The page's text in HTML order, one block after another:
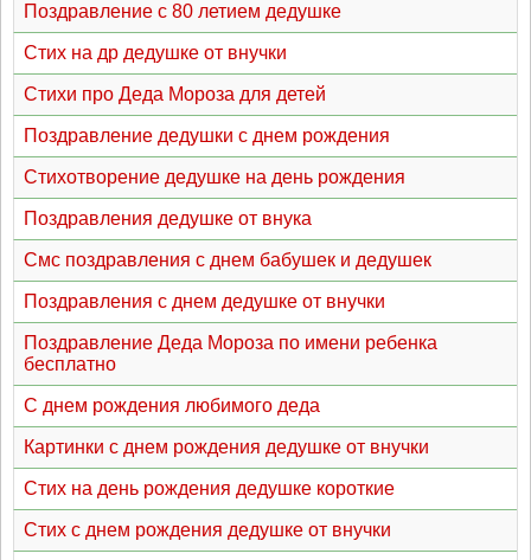
Поздравление с 80 летием дедушке
Стих на др дедушке от внучки
Стихи про Деда Мороза для детей
Поздравление дедушки с днем рождения
Стихотворение дедушке на день рождения
Поздравления дедушке от внука
Смс поздравления с днем бабушек и дедушек
Поздравления с днем дедушке от внучки
Поздравление Деда Мороза по имени ребенка
бесплатно
С днем рождения любимого деда
Картинки с днем рождения дедушке от внучки
Стих на день рождения дедушке короткие
Стих с днем рождения дедушке от внучки